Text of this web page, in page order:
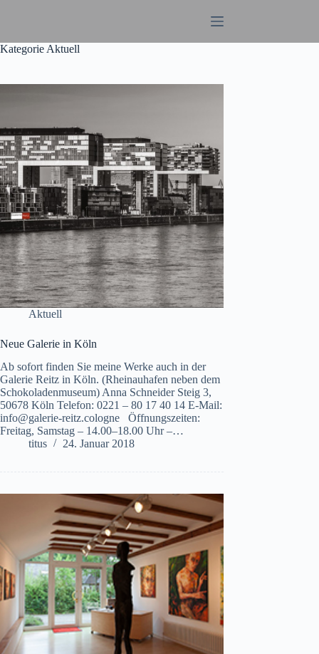
Kategorie Aktuell
Aktuell
Neue Galerie in Köln
Ab sofort finden Sie meine Werke auch in der
Galerie Reitz in Köln. (Rheinauhafen neben dem
Schokoladenmuseum) Anna Schneider Steig 3,
50678 Köln Telefon: 0221 – 80 17 40 14 E-Mail:
info@galerie-reitz.cologne Öffnungszeiten:
Freitag, Samstag – 14.00–18.00 Uhr –…
titus
24. Januar 2018